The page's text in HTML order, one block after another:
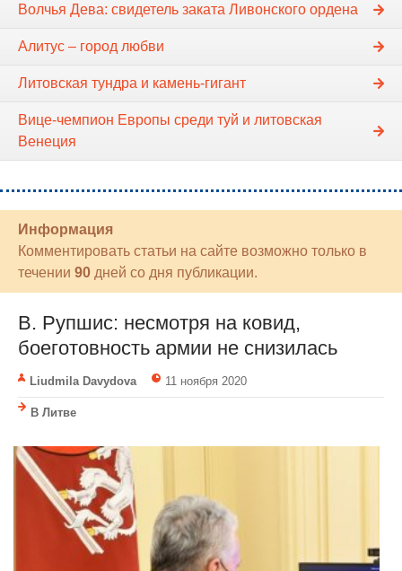
Волчья Дева: свидетель заката Ливонского ордена
Алитус – город любви
Литовская тундра и камень-гигант
Вице-чемпион Европы среди туй и литовская
Венеция
Информация
Комментировать статьи на сайте возможно только в
течении 90 дней со дня публикации.
В. Рупшис: несмотря на ковид,
боеготовность армии не снизилась
Liudmila Davydova 11 ноября 2020
В Литве